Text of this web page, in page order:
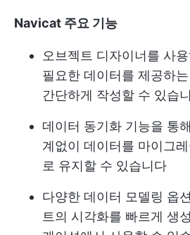
Navicat 주요 기능
오브젝트 디자이너를 사
필요한 데이터를 제공하
간단하게 작성할 수 있습
데이터 동기화 기능을 통
계없이 데이터를 마이그
로 유지할 수 있습니다
다양한 데이터 모델링 옵
트의 시각화를 빠르게 생